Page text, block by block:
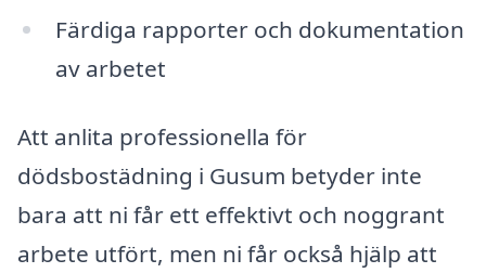
Färdiga rapporter och dokumentation
av arbetet
Att anlita professionella för
dödsbostädning i Gusum betyder inte
bara att ni får ett effektivt och noggrant
arbete utfört, men ni får också hjälp att